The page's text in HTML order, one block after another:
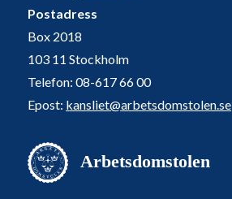
Postadress
Box 2018
103 11 Stockholm
Telefon: 08-617 66 00
Epost: kansliet@arbetsdomstolen.se